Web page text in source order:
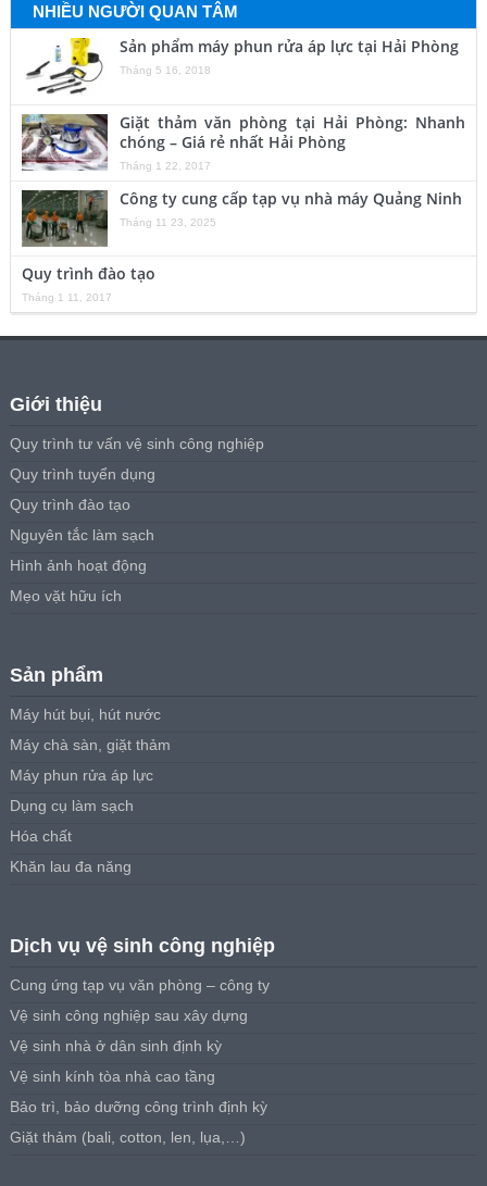
NHIỀU NGƯỜI QUAN TÂM
Sản phẩm máy phun rửa áp lực tại Hải Phòng
Tháng 5 16, 2018
Giặt thảm văn phòng tại Hải Phòng: Nhanh
chóng – Giá rẻ nhất Hải Phòng
Tháng 1 22, 2017
Công ty cung cấp tạp vụ nhà máy Quảng Ninh
Tháng 11 23, 2025
Quy trình đào tạo
Tháng 1 11, 2017
Giới thiệu
Quy trình tư vấn vệ sinh công nghiệp
Quy trình tuyển dụng
Quy trình đào tạo
Nguyên tắc làm sạch
Hình ảnh hoạt động
Mẹo vặt hữu ích
Sản phẩm
Máy hút bụi, hút nước
Máy chà sàn, giặt thảm
Máy phun rửa áp lực
Dụng cụ làm sạch
Hóa chất
Khăn lau đa năng
Dịch vụ vệ sinh công nghiệp
Cung ứng tạp vụ văn phòng – công ty
Vệ sinh công nghiệp sau xây dựng
Vệ sinh nhà ở dân sinh định kỳ
Vệ sinh kính tòa nhà cao tầng
Bảo trì, bảo dưỡng công trình định kỳ
Giặt thảm (bali, cotton, len, lụa,…)